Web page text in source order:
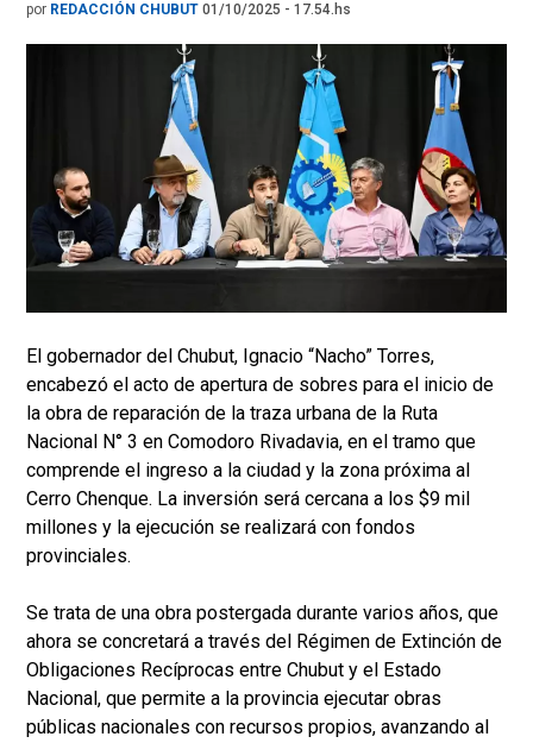
por REDACCIÓN CHUBUT 01/10/2025 - 17.54.hs
El gobernador del Chubut, Ignacio “Nacho” Torres,
encabezó el acto de apertura de sobres para el inicio de
la obra de reparación de la traza urbana de la Ruta
Nacional N° 3 en Comodoro Rivadavia, en el tramo que
comprende el ingreso a la ciudad y la zona próxima al
Cerro Chenque. La inversión será cercana a los $9 mil
millones y la ejecución se realizará con fondos
provinciales.
Se trata de una obra postergada durante varios años, que
ahora se concretará a través del Régimen de Extinción de
Obligaciones Recíprocas entre Chubut y el Estado
Nacional, que permite a la provincia ejecutar obras
públicas nacionales con recursos propios, avanzando al